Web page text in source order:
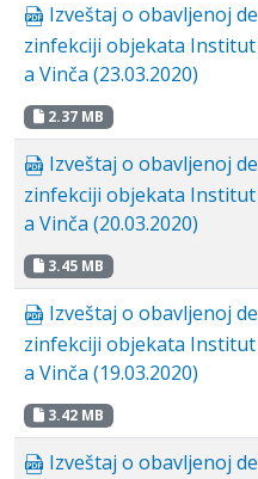
Izveštaj o obavljenoj de
zinfekciji objekata Institut
a Vinča (23.03.2020)
2.37 MB
Izveštaj o obavljenoj de
zinfekciji objekata Institut
a Vinča (20.03.2020)
3.45 MB
Izveštaj o obavljenoj de
zinfekciji objekata Institut
a Vinča (19.03.2020)
3.42 MB
Izveštaj o obavljenoj de